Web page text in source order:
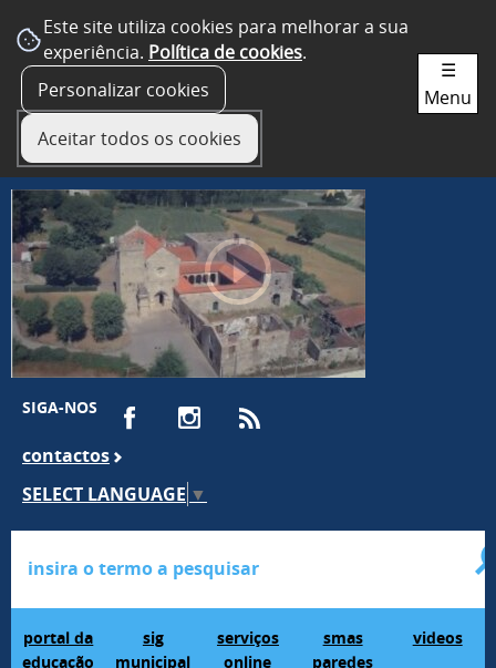
Este site utiliza cookies para melhorar a sua
experiência. Política de cookies.
Personalizar cookies
Aceitar todos os cookies
SIGA-NOS
contactos
SELECT LANGUAGE ▼
portal da
educação
sig
municipal
serviços
online
smas
paredes
videos
☰
Menu